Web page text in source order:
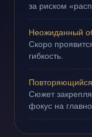
за риском
Неожиданный
Скоро
гибкость.
Сюжет
фокус на